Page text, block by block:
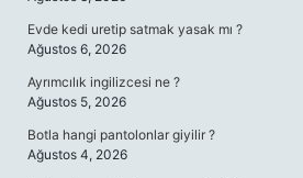
Evde kedi uretip satmak yasak mı ?
Ağustos 6, 2026
Ayrımcılık ingilizcesi ne ?
Ağustos 5, 2026
Botla hangi pantolonlar giyilir ?
Ağustos 4, 2026